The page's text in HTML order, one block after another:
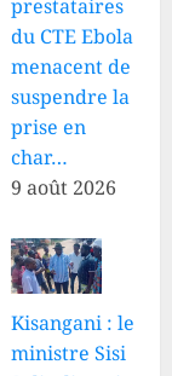
prestataires
du CTE Ebola
menacent de
suspendre la
prise en
char…
9 août 2026
Kisangani : le
ministre Sisi